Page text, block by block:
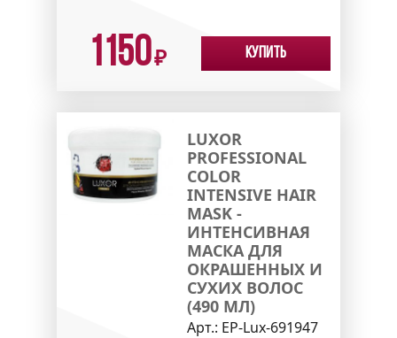
1150₽ Купить
LUXOR
PROFESSIONAL
COLOR
INTENSIVE HAIR
MASK -
ИНТЕНСИВНАЯ
МАСКА ДЛЯ
ОКРАШЕННЫХ И
СУХИХ ВОЛОС
(490 МЛ)
Арт.: EP-Lux-691947